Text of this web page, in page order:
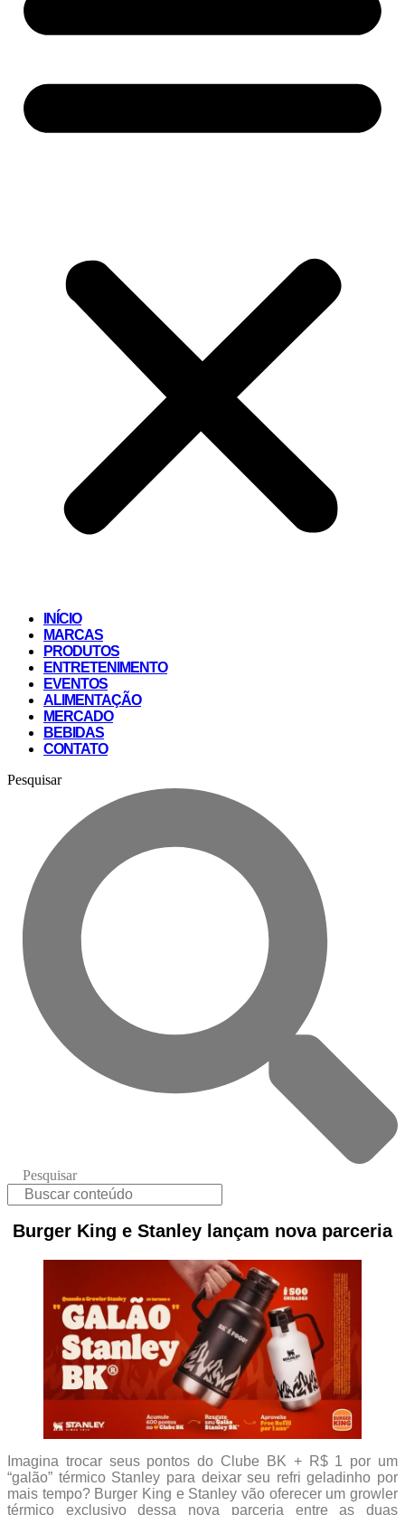
INÍCIO
MARCAS
PRODUTOS
ENTRETENIMENTO
EVENTOS
ALIMENTAÇÃO
MERCADO
BEBIDAS
CONTATO
Pesquisar
Pesquisar
Burger King e Stanley lançam nova parceria
Imagina trocar seus pontos do Clube BK + R$ 1 por um
“galão” térmico Stanley para deixar seu refri geladinho por
mais tempo? Burger King e Stanley vão oferecer um growler
térmico exclusivo dessa nova parceria entre as duas